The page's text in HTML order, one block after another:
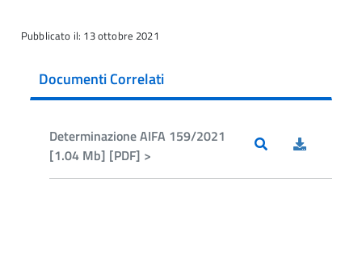
Pubblicato il: 13 ottobre 2021
Documenti Correlati
Determinazione AIFA 159/2021
[1.04 Mb] [PDF] >